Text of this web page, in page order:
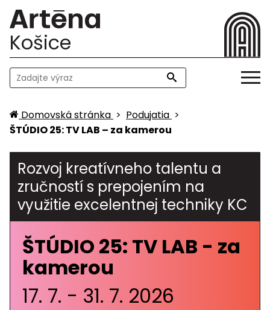
Košice
Domovská stránka > Podujatia >
ŠTÚDIO 25: TV LAB – za kamerou
Rozvoj kreatívneho talentu a
zručností s prepojením na
využitie excelentnej techniky KC
ŠTÚDIO 25: TV LAB - za
kamerou
17. 7. - 31. 7. 2026